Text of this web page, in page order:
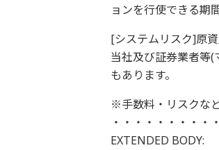
ョンを行使できる期
[システムリスク]原
当社及び証券業者等
もあります。
※手数料・リスクな
・・・・・・・・
EXTENDED BODY: